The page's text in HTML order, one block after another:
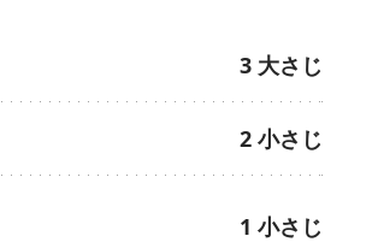
3 大さじ
2 小さじ
1 小さじ